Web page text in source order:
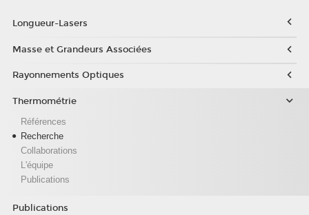
Longueur-Lasers
Masse et Grandeurs Associées
Rayonnements Optiques
Thermométrie
Références
Recherche
Collaborations
L'équipe
Publications
Publications